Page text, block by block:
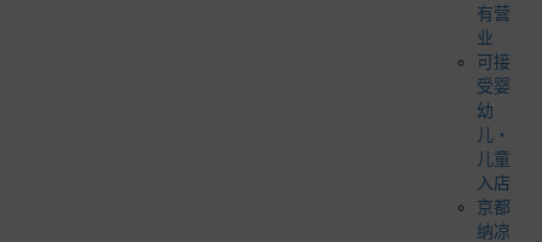
有营
业
可接
受婴
幼
儿・
儿童
入店
京都
纳凉